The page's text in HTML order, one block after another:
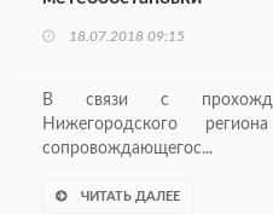
18.07.2018 09:15
В связи с
Нижегородского
сопровождающегос...
ЧИТАТЬ ДАЛЕЕ